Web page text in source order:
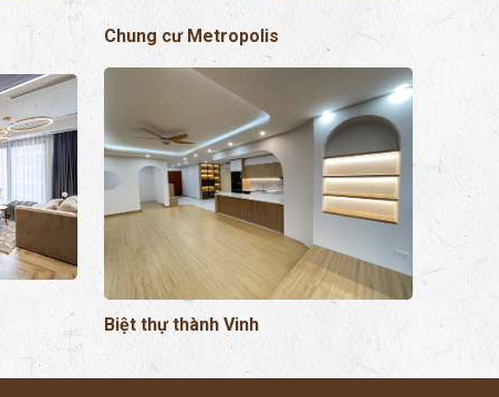
Chung cư Metropolis
Biệt thự thành Vinh